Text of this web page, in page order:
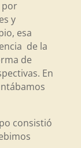
por
y
esa
de la
de
En
consistió